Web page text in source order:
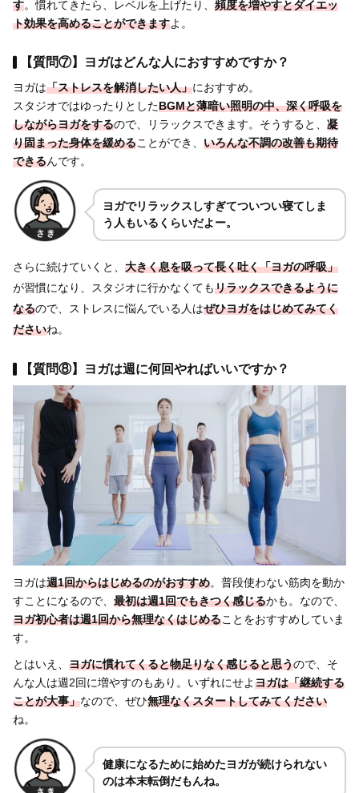
す。慣れてきたら、レベルを上げたり、 頻度を増やすとダイエッ
ト効果を高めることができますよ。
【質問⑦】ヨガはどんな人におすすめですか？
ヨガは「ストレスを解消したい人」におすすめ。
スタジオではゆったりとしたBGMと薄暗い照明の中、深く呼吸を
しながらヨガをするので、リラックスできます。そうすると、 凝
り固まった身体を緩めることができ、 いろんな不調の改善も期待
できるんです。
ヨガでリラックスしすぎてついつい寝てしま
う人もいるくらいだよー。
さらに続けていくと、 大きく息を吸って長く吐く「ヨガの呼吸」
が習慣になり、スタジオに行かなくてもリラックスできるように
なるので、ストレスに悩んでいる人はぜひヨガをはじめてみてく
ださいね。
【質問⑧】ヨガは週に何回やればいいですか？
ヨガは週1回からはじめるのがおすすめ。普段使わない筋肉を動か
すことになるので、 最初は週1回でもきつく感じるかも。なので、
ヨガ初心者は週1回から無理なくはじめることをおすすめしていま
す。
とはいえ、 ヨガに慣れてくると物足りなく感じると思うので、そ
んな人は週2回に増やすのもあり。いずれにせよヨガは「継続する
ことが大事」なので、ぜひ無理なくスタートしてみてください
ね。
健康になるために始めたヨガが続けられない
のは本末転倒だもんね。